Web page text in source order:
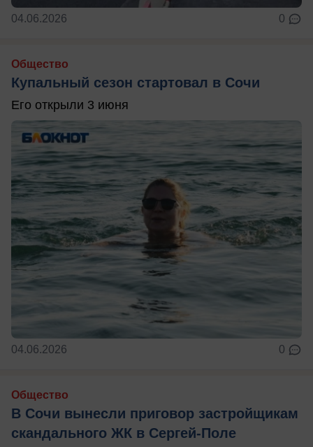
04.06.2026 0
Общество
Купальный сезон стартовал в Сочи
Его открыли 3 июня
04.06.2026 0
Общество
В Сочи вынесли приговор застройщикам
скандального ЖК в Сергей-Поле